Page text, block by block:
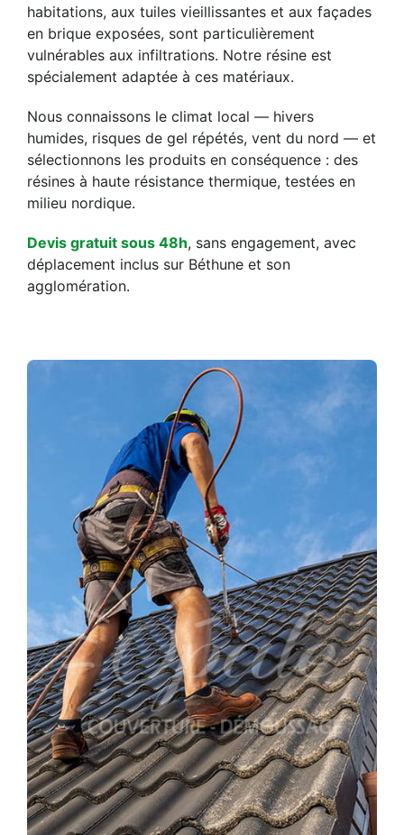
habitations, aux tuiles vieillissantes et aux façades
en brique exposées, sont particulièrement
vulnérables aux infiltrations. Notre résine est
spécialement adaptée à ces matériaux.
Nous connaissons le climat local — hivers
humides, risques de gel répétés, vent du nord — et
sélectionnons les produits en conséquence : des
résines à haute résistance thermique, testées en
milieu nordique.
Devis gratuit sous 48h, sans engagement, avec
déplacement inclus sur Béthune et son
agglomération.